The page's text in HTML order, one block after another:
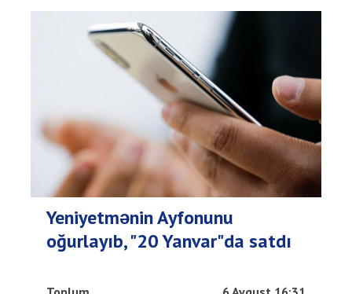
Yeniyetmənin Ayfonunu
oğurlayıb, "20 Yanvar"da satdı